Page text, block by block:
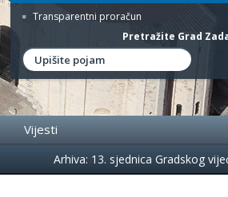
Transparentni proračun
Pretražite Grad
Vijesti
Događanja
Arhiva: 13. sjednica Gradskog